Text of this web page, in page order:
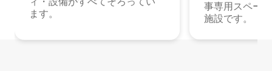
ます。
事専用スペー
施設です。